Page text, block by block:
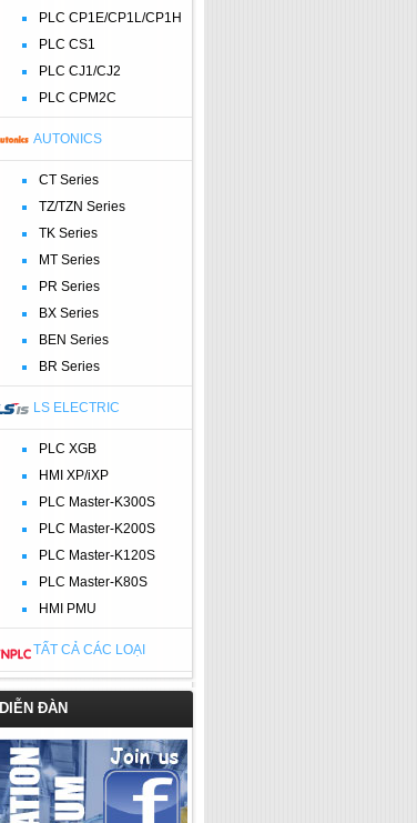
PLC CP1E/CP1L/CP1H
PLC CS1
PLC CJ1/CJ2
PLC CPM2C
AUTONICS
CT Series
TZ/TZN Series
TK Series
MT Series
PR Series
BX Series
BEN Series
BR Series
LS ELECTRIC
PLC XGB
HMI XP/iXP
PLC Master-K300S
PLC Master-K200S
PLC Master-K120S
PLC Master-K80S
HMI PMU
TẤT CẢ CÁC LOẠI
DIỄN ĐÀN